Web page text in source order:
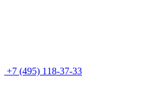
+7 (495) 118-37-33